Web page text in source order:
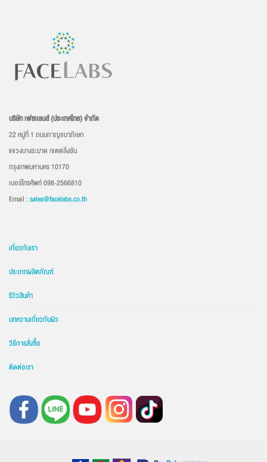
บริษัท เฟซเเลบส์ (ประเทศไทย) จำกัด
22 หมู่ที่ 1 ถนนกาญจนาภิเษก
แขวงบางระมาด เขตตลิ่งชัน
กรุงเทพมหานคร 10170
เบอร์โทรศัพท์ 098-2566810
Email :sales@facelabs.co.th
เกี่ยวกับเรา
ประเภทผลิตภัณฑ์
รีวิวสินค้า
บทความเกี่ยวกับผิว
วิธีการสั่งซื้อ
ติดต่อเรา